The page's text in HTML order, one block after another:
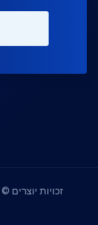
זכויות יוצרים © 2026 Atmo Host כל הזכויות שמורות.